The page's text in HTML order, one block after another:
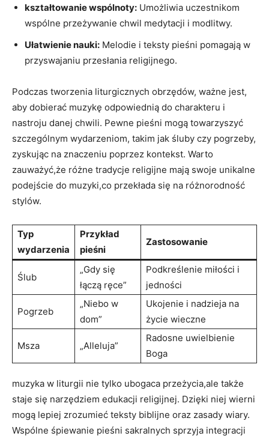
kształtowanie wspólnoty: Umożliwia uczestnikom
wspólne przeżywanie chwil medytacji i modlitwy.
Ułatwienie nauki: Melodie i teksty pieśni pomagają w
przyswajaniu przesłania religijnego.
Podczas tworzenia liturgicznych obrzędów, ważne jest,
aby dobierać muzykę odpowiednią do charakteru i
nastroju danej chwili. Pewne pieśni mogą towarzyszyć
szczególnym wydarzeniom, takim jak śluby czy pogrzeby,
zyskując na znaczeniu poprzez kontekst. Warto
zauważyć,że różne tradycje religijne mają swoje unikalne
podejście do muzyki,co przekłada się na różnorodność
stylów.
Typ
wydarzenia
Przykład
pieśni
Zastosowanie
Ślub
„Gdy się
łączą ręce”
Podkreślenie miłości i
jedności
Pogrzeb
„Niebo w
dom”
Ukojenie i nadzieja na
życie wieczne
Msza „Alleluja”
Radosne uwielbienie
Boga
muzyka w liturgii nie tylko ubogaca przeżycia,ale także
staje się narzędziem edukacji religijnej. Dzięki niej wierni
mogą lepiej zrozumieć teksty biblijne oraz zasady wiary.
Wspólne śpiewanie pieśni sakralnych sprzyja integracji